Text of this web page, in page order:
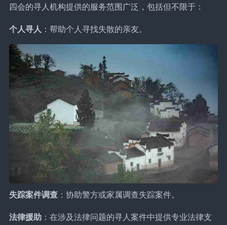
四会的寻人机构提供的服务范围广泛，包括但不限于：
个人寻人 ：帮助个人寻找失散的亲友。
失踪案件调查：协助警方或家属调查失踪案件。
法律援助：在涉及法律问题的寻人案件中提供专业法律支